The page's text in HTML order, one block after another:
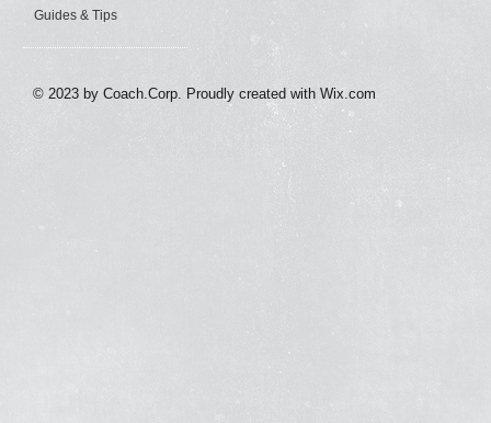
Guides & Tips
© 2023 by Coach.Corp. Proudly created with Wix.com